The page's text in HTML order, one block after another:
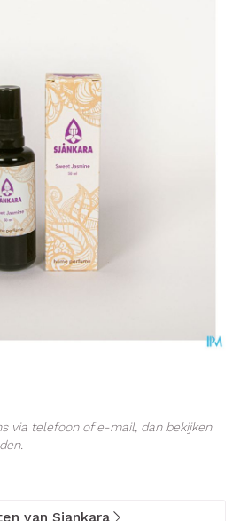
via telefoon of e-mail, dan bekijken
van Sjankara